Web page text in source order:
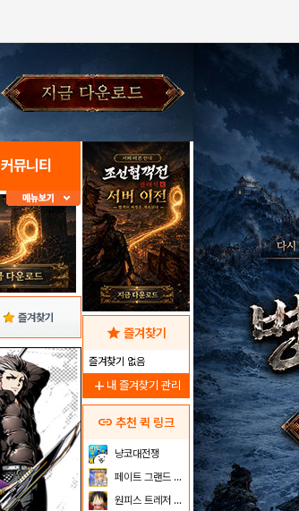
커뮤니티
즐겨찾기
star 즐겨찾기
즐겨찾기 없음
add 내 즐겨찾기 관리
link 추천 퀵 링크
냥코대전쟁
페이트 그랜드 오더
원피스 트레저 크루즈